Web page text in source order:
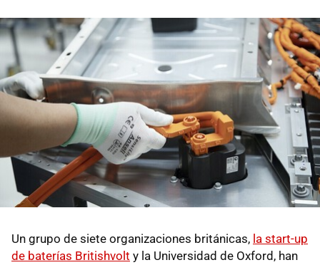
Un grupo de siete organizaciones británicas, la start-up
de baterías Britishvolt y la Universidad de Oxford, han